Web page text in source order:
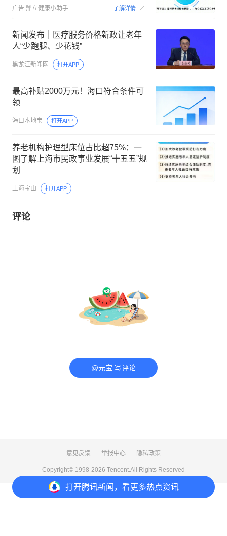
打开腾讯新闻，看更多热点资讯
广告 鼎立健康小助手 了解详情 00:10
新闻发布｜医疗服务价格新政让老年
人“少跑腿、少花钱”
黑龙江新闻网 打开APP
最高补贴2000万元！海口符合条件可
领
海口本地宝 打开APP
养老机构护理型床位占比超75%：一
图了解上海市民政事业发展“十五五”规
划
上海宝山 打开APP
评论
@元宝 写评论
意见反馈 举报中心 隐私政策
Copyright© 1998-2026 Tencent.All Rights Reserved